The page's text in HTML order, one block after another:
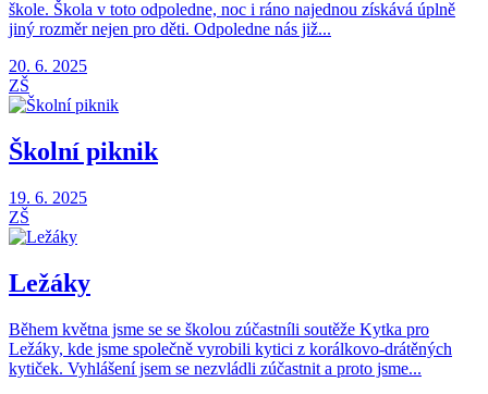
škole. Škola v toto odpoledne, noc i ráno najednou získává úplně
jiný rozměr nejen pro děti. Odpoledne nás již...
20. 6. 2025
ZŠ
Školní piknik
19. 6. 2025
ZŠ
Ležáky
Během května jsme se se školou zúčastníli soutěže Kytka pro
Ležáky, kde jsme společně vyrobili kytici z korálkovo-drátěných
kytiček. Vyhlášení jsem se nezvládli zúčastnit a proto jsme...